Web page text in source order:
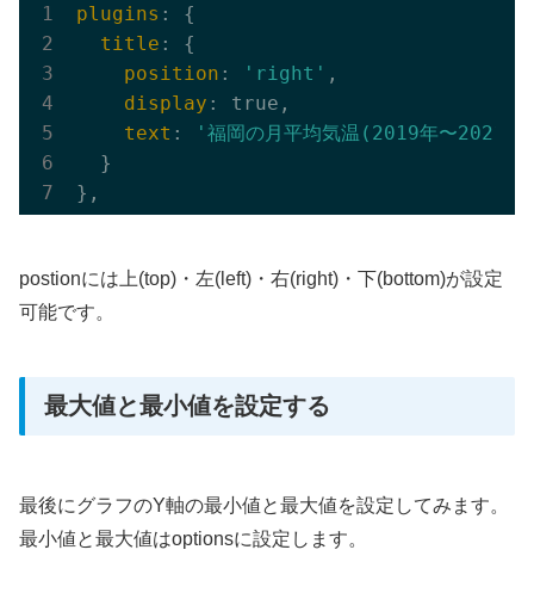
plugins : {
title : {
position : 'right' ,
display : true,
text :
'福岡の月平均気温(2019年〜2021
  }
postionには上(top)・左(left)・右(right)・下(bottom)が設定
可能です。
最大値と最小値を設定する
最後にグラフのY軸の最小値と最大値を設定してみます。
最小値と最大値はoptionsに設定します。